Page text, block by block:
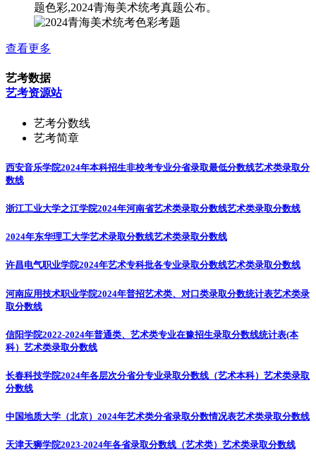
题色彩,2024青海美术统考真题公布。
查看更多
艺考数据
艺考资源站
艺考分数线
艺考简章
西安音乐学院2024年本科招生非校考专业分省录取最低分数线艺术类录取分
数线
浙江工业大学之江学院2024年河南省艺术类录取分数线艺术类录取分数线
2024年东华理工大学艺术录取分数线艺术类录取分数线
许昌电气职业学院2024年艺术专科批各专业录取分数线艺术类录取分数线
河南应用技术职业学院2024年普招艺术类、对口类录取分数统计表艺术类录
取分数线
信阳学院2022-2024年普通类、艺术类专业在豫招生录取分数线统计表(本
科） 艺术类录取分数线
长春科技学院2024年各层次分省分专业录取分数线（艺术本科） 艺术类录取
分数线
中国地质大学（北京）2024年艺术类分省录取分数情况表艺术类录取分数线
天津天狮学院2023-2024年各省录取分数线（艺术类） 艺术类录取分数线